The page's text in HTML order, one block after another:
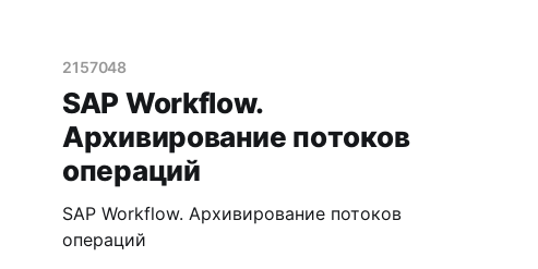
отпуск осуществляется через Web Dynpro
приложение HRESS_A_PTARQ_LEAVREQ_APPL
2157048
SAP Workflow.
Архивирование потоков
операций
SAP Workflow. Архивирование потоков
операций